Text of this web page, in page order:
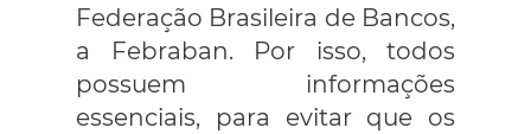
Federação Brasileira de Bancos,
a Febraban. Por isso, todos
possuem informações
essenciais, para evitar que os